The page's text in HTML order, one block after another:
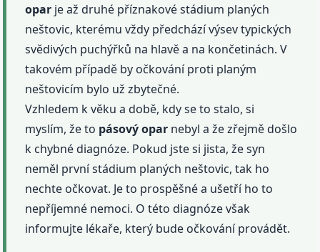
opar je až druhé příznakové stádium planých
neštovic, kterému vždy předchází výsev typických
svědivých puchýřků na hlavě a na končetinách. V
takovém případě by očkování proti planým
neštovicím bylo už zbytečné.
Vzhledem k věku a době, kdy se to stalo, si
myslím, že to pásový opar nebyl a že zřejmě došlo
k chybné diagnóze. Pokud jste si jista, že syn
neměl první stádium planých neštovic, tak ho
nechte očkovat. Je to prospěšné a ušetří ho to
nepříjemné nemoci. O této diagnóze však
informujte lékaře, který bude očkování provádět.